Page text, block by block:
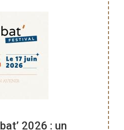
2026 : un